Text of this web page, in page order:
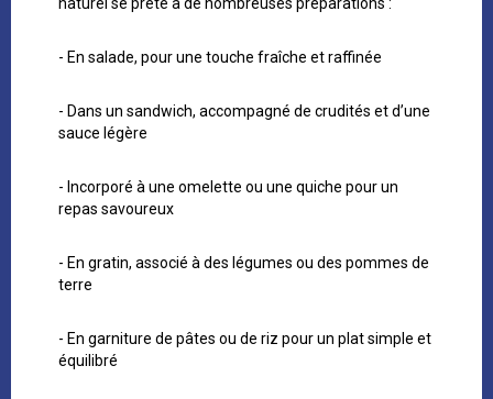
- En salade, pour une touche fraîche et raffinée
- Dans un sandwich, accompagné de crudités et d’une
sauce légère
- Incorporé à une omelette ou une quiche pour un
repas savoureux
- En gratin, associé à des légumes ou des pommes de
terre
- En garniture de pâtes ou de riz pour un plat simple et
équilibré